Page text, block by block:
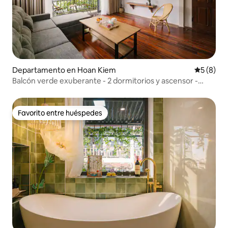
Departamento en Hoan Kiem
5 (8)
Balcón verde exuberante - 2 dormitorios y ascensor -
Favorito entre huéspedes
Favorito entre huéspedes